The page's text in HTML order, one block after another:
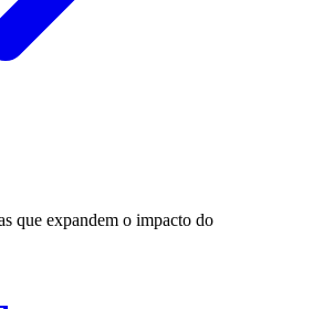
que expandem o impacto do